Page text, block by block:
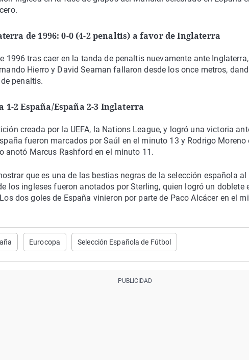
de 1996: 0-0 (4-2 penaltis) a favor de Inglaterra
1996 tras caer en la tanda de penaltis nuevamente ante
Hierro y David Seaman fallaron desde los once metros,
penaltis.
1-2 España/España 2-3 Inglaterra
creada por la UEFA, la Nations League, y logró una victoria
fueron marcados por Saúl en el minuto 13 y Rodrigo Moreno
anotó Marcus Rashford en el minuto 11.
que es una de las bestias negras de la selección española al
los ingleses fueron anotados por Sterling, quien logró un doblete
dos goles de España vinieron por parte de Paco Alcácer en el
Eurocopa Selección Española de Fútbol